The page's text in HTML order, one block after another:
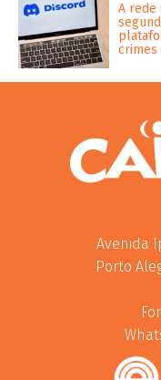
A rede
crimes
Avenida
Porto